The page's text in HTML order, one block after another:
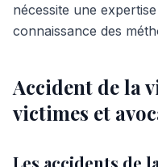
nécessite une
connaissance des
Accident de la
victimes et
Les accidents de